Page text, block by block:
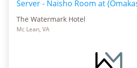
The Watermark Hotel
Mc Lean, VA